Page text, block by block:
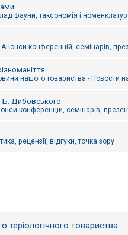
фауни, таксономія і
Анонси конференцій, семінарів,
нашого товариства - Новости
Б. Дибовського
конференцій, семінарів,
рецензії, відгуки, точка зору
теріологічного товариства